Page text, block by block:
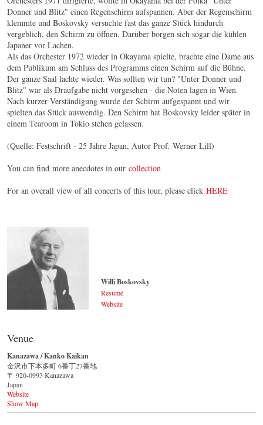
Donner und Blitz" einen Regenschirm aufspannen. Aber der Regenschirm
klemmte und Boskovsky versuchte fast das ganze Stück hindurch
vergeblich, den Schirm zu öffnen. Darüber borgen sich sogar die kühlen
Japaner vor Lachen.
Als das Orchester 1972 wieder in Okayama spielte, brachte eine Dame aus
dem Publikum am Schluss des Programms einen Schirm auf die Bühne.
Der ganze Saal lachte wieder. Was sollten wir tun? "Unter Donner und
Blitz" war als Draufgabe nicht vorgesehen - die Noten lagen in Wien.
Nach kurzer Verständigung wurde der Schirm aufgespannt und wir
spielten das Stück auswendig. Den Schirm hat Boskovsky leider später in
einem Tearoom in Tokio stehen gelassen.
(Quelle: Festschrift - 25 Jahre Japan, Autor Prof. Werner Lill)
You can find more anecdotes in our collection
For an overall view of all concerts of this tour, please click HERE
Willi Boskovsky
Resumé
Website
Venue
Kanazawa / Kanko Kaikan
金沢市下本多町 6番丁27番地
〒 920-0993 Kanazawa
Japan
Website
Show Map